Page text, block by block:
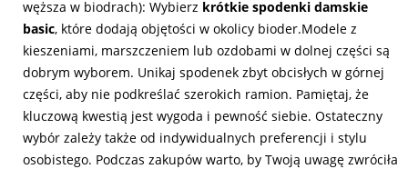
węższa w biodrach): Wybierz krótkie spodenki damskie
basic, które dodają objętości w okolicy bioder.Modele z
kieszeniami, marszczeniem lub ozdobami w dolnej części są
dobrym wyborem. Unikaj spodenek zbyt obcisłych w górnej
części, aby nie podkreślać szerokich ramion. Pamiętaj, że
kluczową kwestią jest wygoda i pewność siebie. Ostateczny
wybór zależy także od indywidualnych preferencji i stylu
osobistego. Podczas zakupów warto, by Twoją uwagę zwróciła